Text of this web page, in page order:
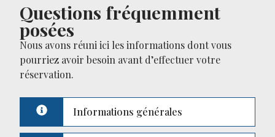
Questions fréquemment
posées
Nous avons réuni ici les informations dont vous
pourriez avoir besoin avant d’effectuer votre
réservation.
Informations générales